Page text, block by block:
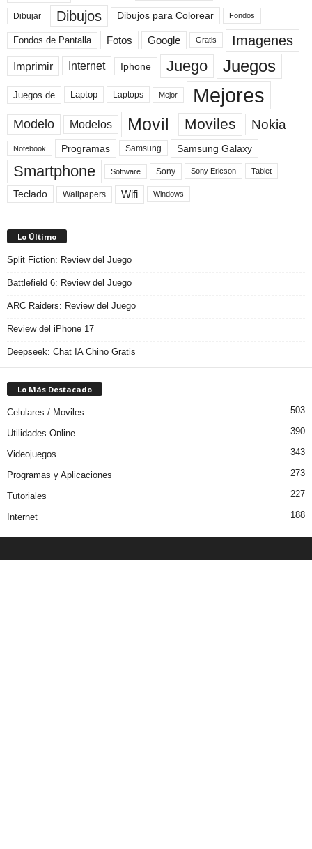
Dibujar Dibujos Dibujos para Colorear Fondos
Fondos de Pantalla Fotos Google Gratis Imagenes
Imprimir Internet Iphone Juego Juegos
Juegos de Laptop Laptops Mejor Mejores
Modelo Modelos Movil Moviles Nokia
Notebook Programas Samsung Samsung Galaxy
Smartphone Software Sony Sony Ericson Tablet
Teclado Wallpapers Wifi Windows
Lo Último
Split Fiction: Review del Juego
Battlefield 6: Review del Juego
ARC Raiders: Review del Juego
Review del iPhone 17
Deepseek: Chat IA Chino Gratis
Lo Más Destacado
Celulares / Moviles 503
Utilidades Online 390
Videojuegos 343
Programas y Aplicaciones 273
Tutoriales 227
Internet 188